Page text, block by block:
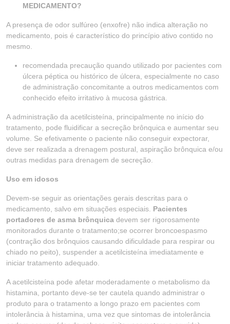
MEDICAMENTO?
A presença de odor sulfúreo (enxofre) não indica alteração no
medicamento, pois é característico do princípio ativo contido no
mesmo.
recomendada precaução quando utilizado por pacientes com
úlcera péptica ou histórico de úlcera, especialmente no caso
de administração concomitante a outros medicamentos com
conhecido efeito irritativo à mucosa gástrica.
A administração da acetilcisteína, principalmente no início do
tratamento, pode fluidificar a secreção brônquica e aumentar seu
volume. Se efetivamente o paciente não conseguir expectorar,
deve ser realizada a drenagem postural, aspiração brônquica e/ou
outras medidas para drenagem de secreção.
Uso em idosos
Devem-se seguir as orientações gerais descritas para o
medicamento, salvo em situações especiais. Pacientes
portadores de asma brônquica devem ser rigorosamente
monitorados durante o tratamento;se ocorrer broncoespasmo
(contração dos brônquios causando dificuldade para respirar ou
chiado no peito), suspender a acetilcisteína imediatamente e
iniciar tratamento adequado.
A acetilcisteína pode afetar moderadamente o metabolismo da
histamina, portanto deve-se ter cautela quando administrar o
produto para o tratamento a longo prazo em pacientes com
intolerância à histamina, uma vez que sintomas de intolerância